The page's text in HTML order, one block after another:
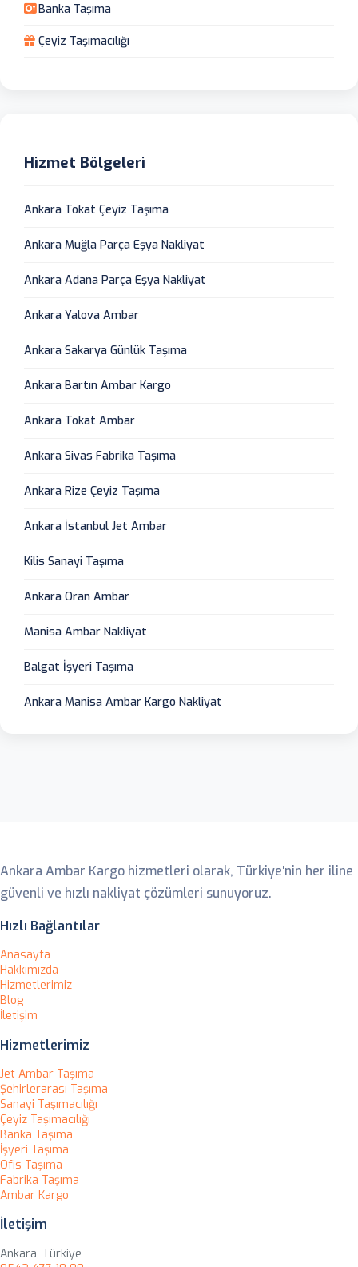
Banka Taşıma
Çeyiz Taşımacılığı
Hizmet Bölgeleri
Ankara Tokat Çeyiz Taşıma
Ankara Muğla Parça Eşya Nakliyat
Ankara Adana Parça Eşya Nakliyat
Ankara Yalova Ambar
Ankara Sakarya Günlük Taşıma
Ankara Bartın Ambar Kargo
Ankara Tokat Ambar
Ankara Sivas Fabrika Taşıma
Ankara Rize Çeyiz Taşıma
Ankara İstanbul Jet Ambar
Kilis Sanayi Taşıma
Ankara Oran Ambar
Manisa Ambar Nakliyat
Balgat İşyeri Taşıma
Ankara Manisa Ambar Kargo Nakliyat
Ankara Ambar Kargo hizmetleri olarak, Türkiye'nin her iline
güvenli ve hızlı nakliyat çözümleri sunuyoruz.
Hızlı Bağlantılar
Anasayfa
Hakkımızda
Hizmetlerimiz
Blog
İletişim
Hizmetlerimiz
Jet Ambar Taşıma
Şehirlerarası Taşıma
Sanayi Taşımacılığı
Çeyiz Taşımacılığı
Banka Taşıma
İşyeri Taşıma
Ofis Taşıma
Fabrika Taşıma
Ambar Kargo
İletişim
Ankara, Türkiye